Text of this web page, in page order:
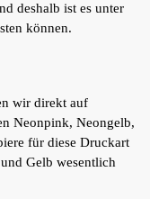
deshalb ist es unter
können.
wir direkt auf
Neonpink, Neongelb,
für diese Druckart
Gelb wesentlich